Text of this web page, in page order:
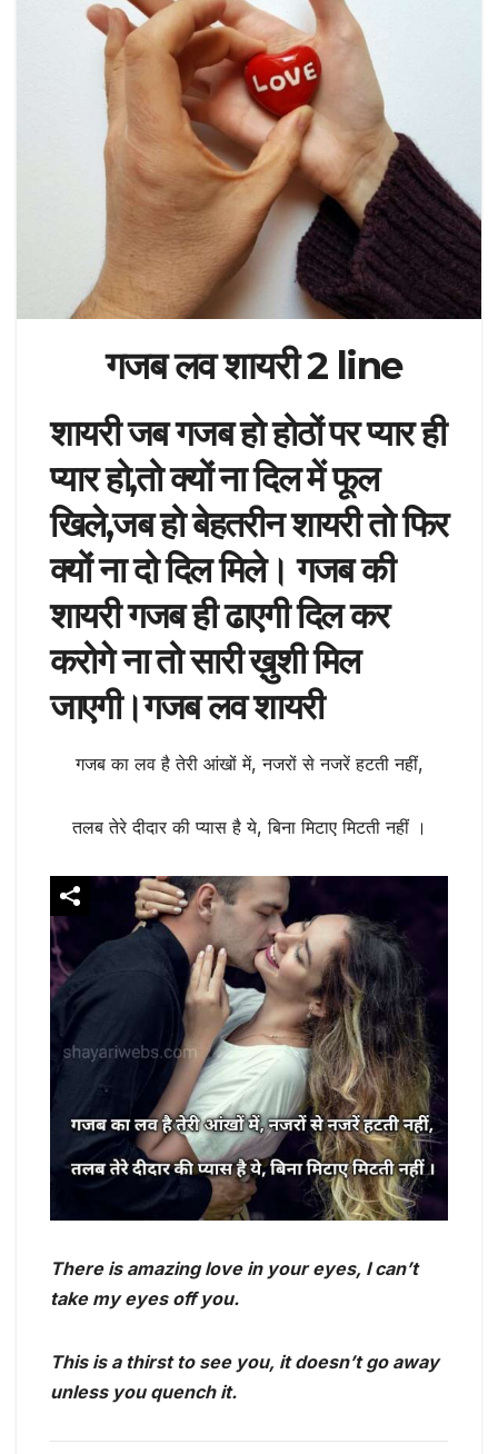
गजब लव शायरी 2 line
शायरी जब गजब हो होठों पर प्यार ही
प्यार हो,तो क्यों ना दिल में फूल
खिले,जब हो बेहतरीन शायरी तो फिर
क्यों ना दो दिल मिले। गजब की
शायरी गजब ही ढाएगी दिल कर
करोगे ना तो सारी ख़ुशी मिल
जाएगी।गजब लव शायरी
गजब का लव है तेरी आंखों में, नजरों से नजरें हटती नहीं,
तलब तेरे दीदार की प्यास है ये, बिना मिटाए मिटती नहीं ।
There is amazing love in your eyes, I can’t
take my eyes off you.
This is a thirst to see you, it doesn’t go away
unless you quench it.